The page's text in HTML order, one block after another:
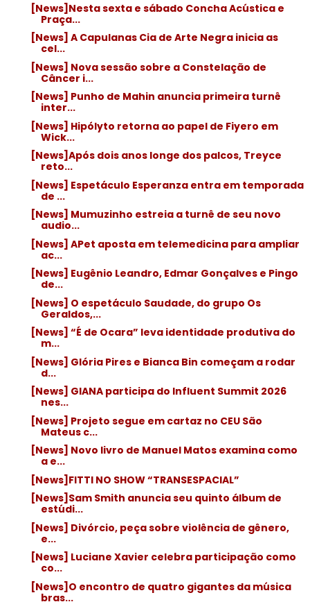
[News]Nesta sexta e sábado Concha Acústica e
Praça...
[News] A Capulanas Cia de Arte Negra inicia as
cel...
[News] Nova sessão sobre a Constelação de
Câncer i...
[News] Punho de Mahin anuncia primeira turnê
inter...
[News] Hipólyto retorna ao papel de Fiyero em
Wick...
[News]Após dois anos longe dos palcos, Treyce
reto...
[News] Espetáculo Esperanza entra em temporada
de ...
[News] Mumuzinho estreia a turnê de seu novo
audio...
[News] APet aposta em telemedicina para ampliar
ac...
[News] Eugênio Leandro, Edmar Gonçalves e Pingo
de...
[News] O espetáculo Saudade, do grupo Os
Geraldos,...
[News] “É de Ocara” leva identidade produtiva do
m...
[News] Glória Pires e Bianca Bin começam a rodar
d...
[News] GIANA participa do Influent Summit 2026
nes...
[News] Projeto segue em cartaz no CEU São
Mateus c...
[News] Novo livro de Manuel Matos examina como
a e...
[News]FITTI NO SHOW “TRANSESPACIAL”
[News]Sam Smith anuncia seu quinto álbum de
estúdi...
[News] Divórcio, peça sobre violência de gênero,
e...
[News] Luciane Xavier celebra participação como
co...
[News]O encontro de quatro gigantes da música
bras...